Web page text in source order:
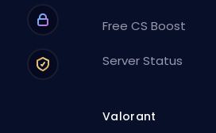
Free CS Boost
Server Status
Valorant